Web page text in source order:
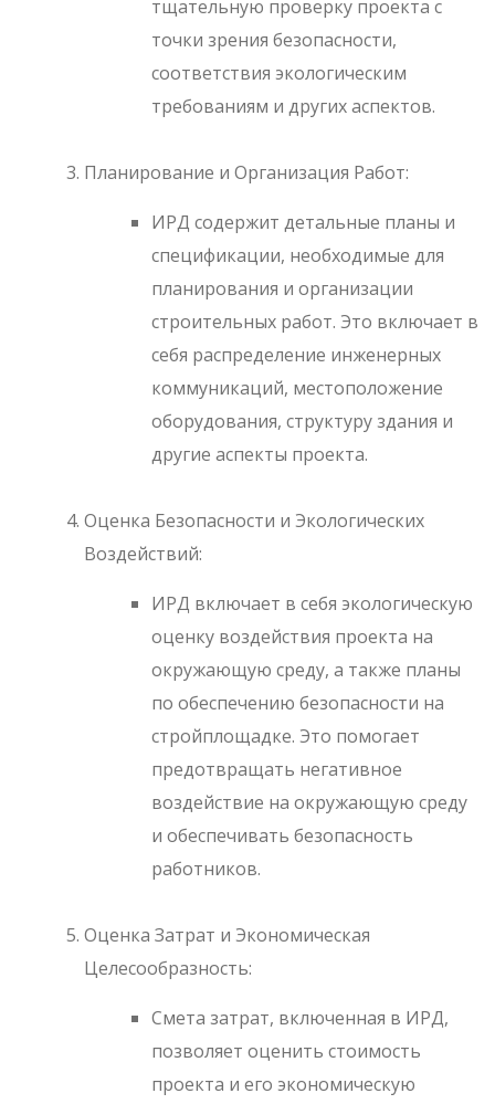
тщательную проверку проекта с
точки зрения безопасности,
соответствия экологическим
требованиям и других аспектов.
Планирование и Организация Работ:
ИРД содержит детальные планы и
спецификации, необходимые для
планирования и организации
строительных работ. Это включает в
себя распределение инженерных
коммуникаций, местоположение
оборудования, структуру здания и
другие аспекты проекта.
Оценка Безопасности и Экологических
Воздействий:
ИРД включает в себя экологическую
оценку воздействия проекта на
окружающую среду, а также планы
по обеспечению безопасности на
стройплощадке. Это помогает
предотвращать негативное
воздействие на окружающую среду
и обеспечивать безопасность
работников.
Оценка Затрат и Экономическая
Целесообразность:
Смета затрат, включенная в ИРД,
позволяет оценить стоимость
проекта и его экономическую